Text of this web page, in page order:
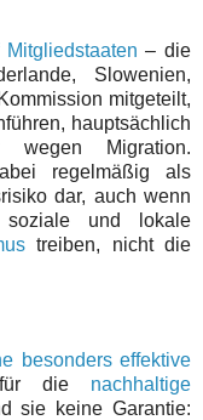
Mitgliedstaaten – die
Slowenien,
mitgeteilt,
hauptsächlich
wegen Migration.
regelmäßig als
dar, auch wenn
soziale und lokale
treiben, nicht die
besonders effektive
die nachhaltige
sie keine Garantie: